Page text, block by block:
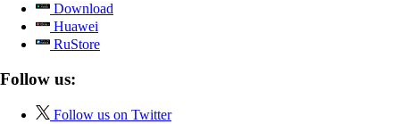
Download
Huawei
RuStore
Follow us:
Follow us on Twitter